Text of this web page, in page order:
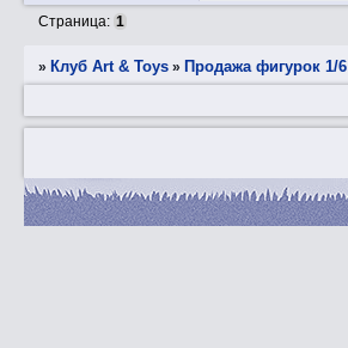
Страница: 1
» Клуб Art & Toys » Продажа фигурок 1/6